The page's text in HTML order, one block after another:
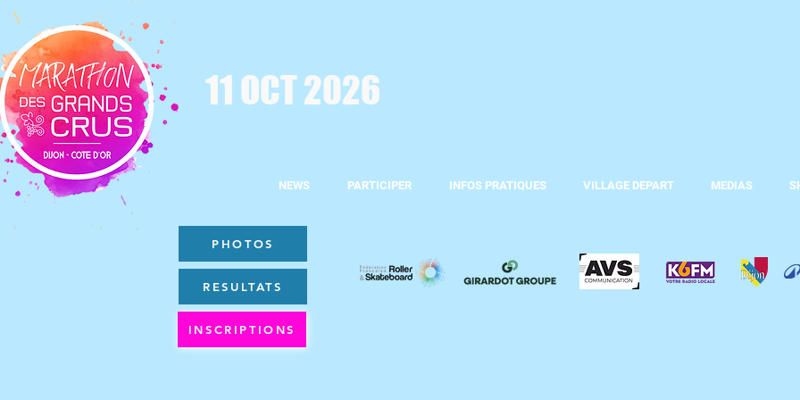
11 OCT 2026
NEWS PARTICIPER INFOS PRATIQUES VILLAGE DEPART MEDIAS
PHOTOS
RESULTATS
INSCRIPTIONS